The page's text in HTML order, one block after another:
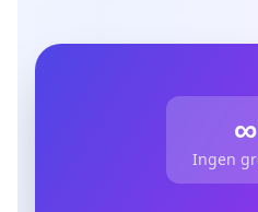
∞
Ingen